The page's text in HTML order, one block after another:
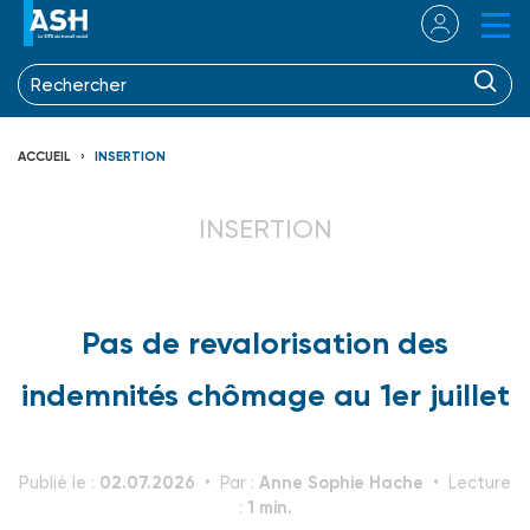
ACCUEIL INSERTION
INSERTION
Pas de revalorisation des
indemnités chômage au 1er juillet
Publié le : 02.07.2026 Par : Anne Sophie Hache
Lecture
: 1 min.